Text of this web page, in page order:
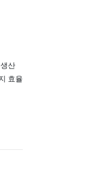
산
효율